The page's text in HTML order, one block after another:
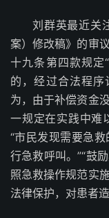
刘群英最近关
案）修改稿》的审
十九条第四款规定
的，经过合法程序
为，由于补偿资金
一规定在实践中难
“市民发现需要急救
行急救呼叫。”“鼓
照急救操作规范实
法律保护，对患者